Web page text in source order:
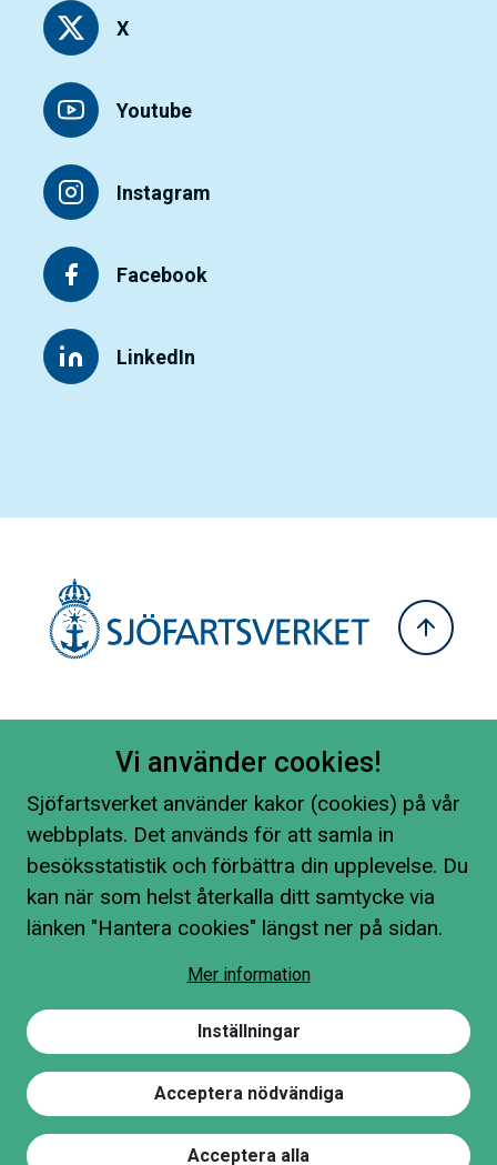
X
Youtube
Instagram
Facebook
LinkedIn
Vi använder cookies!
Sjöfartsverket använder kakor (cookies) på vår
webbplats. Det används för att samla in
besöksstatistik och förbättra din upplevelse. Du
kan när som helst återkalla ditt samtycke via
länken "Hantera cookies" längst ner på sidan.
Mer information
Inställningar
Acceptera nödvändiga
Acceptera alla